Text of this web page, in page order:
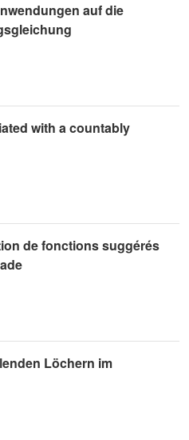
auf die
with a countably
de fonctions suggérés
Löchern im